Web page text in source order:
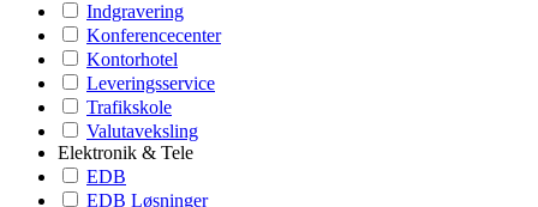
Indgravering
Konferencecenter
Kontorhotel
Leveringsservice
Trafikskole
Valutaveksling
Elektronik & Tele
EDB
EDB Løsninger